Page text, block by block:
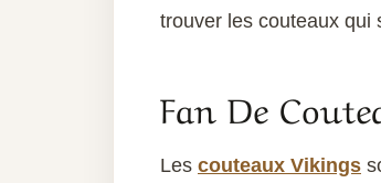
trouver les couteaux qui
Fan De
Les couteaux Vikings